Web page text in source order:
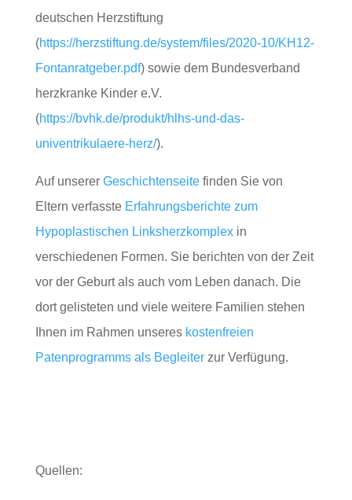
deutschen Herzstiftung
(https://herzstiftung.de/system/files/2020-10/KH12-
Fontanratgeber.pdf) sowie dem Bundesverband
herzkranke Kinder e.V.
(https://bvhk.de/produkt/hlhs-und-das-
univentrikulaere-herz/).
Auf unserer Geschichtenseitefinden Sie von
Eltern verfasste Erfahrungsberichte zum
Hypoplastischen Linksherzkomplex in
verschiedenen Formen. Sie berichten von der Zeit
vor der Geburt als auch vom Leben danach. Die
dort gelisteten und viele weitere Familien stehen
Ihnen im Rahmen unseres kostenfreien
Patenprogramms als Begleiterzur Verfügung.
Quellen: